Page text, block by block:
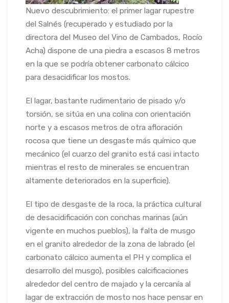
Nuevo descubrimiento: el primer lagar rupestre
del Salnés (recuperado y estudiado por la
directora del Museo del Vino de Cambados, Rocío
Acha) dispone de una piedra a escasos 8 metros
en la que se podría obtener carbonato cálcico
para desacidificar los mostos.
El lagar, bastante rudimentario de pisado y/o
torsión, se sitúa en una colina con orientación
norte y a escasos metros de otra afloración
rocosa que tiene un desgaste más químico que
mecánico (el cuarzo del granito está casi intacto
mientras el resto de minerales se encuentran
altamente deteriorados en la superficie).
El tipo de desgaste de la roca, la práctica cultural
de desacidificación con conchas marinas (aún
vigente en muchos pueblos), la falta de musgo
en el granito alrededor de la zona de labrado (el
carbonato cálcico aumenta el PH y complica el
desarrollo del musgo), posibles calcificaciones
alrededor del centro de majado y la cercanía al
lagar de extracción de mosto nos hace pensar en